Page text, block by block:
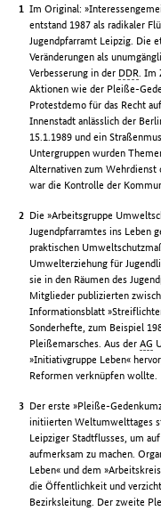
Im Original:
entstand 1987 als radikaler
Jugendpfarramt Leipzig. Die
Veränderungen als
Verbesserung in der DDR .
Aktionen wie der Pleiße-
Protestdemo für das Recht
Innenstadt anlässlich der
15.1.1989 und ein
Untergruppen wurden
Alternativen zum
war die Kontrolle der
Die »Arbeitsgruppe
Jugendpfarramtes ins Leben
praktischen
Umwelterziehung für
sie in den Räumen des
Mitglieder publizierten
Informationsblatt
Sonderhefte, zum Beispiel
Pleißemarsches. Aus derAG
»Initiativgruppe Leben«
Reformen verknüpfen wollte.
Der erste »Pleiße-
initiierten Weltumwelttages
Leipziger Stadtflusses, um
aufmerksam zu machen.
Leben« und dem
die Öffentlichkeit und
Bezirksleitung. Der zweite